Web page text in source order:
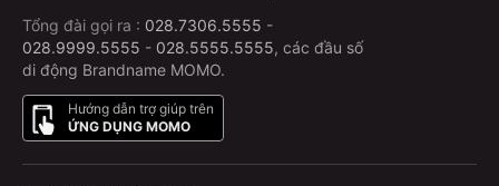
Tổng đài gọi ra : 028.7306.5555 -
028.9999.5555 - 028.5555.5555, các đầu số
di động Brandname MOMO.
Hướng dẫn trợ giúp trên
ỨNG DỤNG MOMO